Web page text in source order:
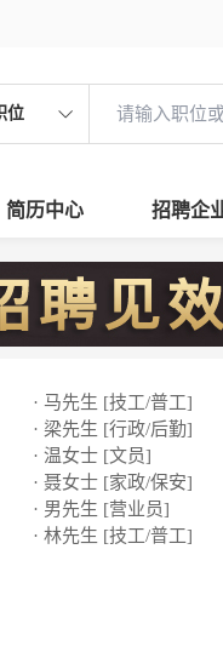
位
简历中心 招聘企
· 马先生 [技工/普工]
· 梁先生 [行政/后勤]
· 温女士 [文员]
· 聂女士 [家政/保安]
· 男先生 [营业员]
· 林先生 [技工/普工]